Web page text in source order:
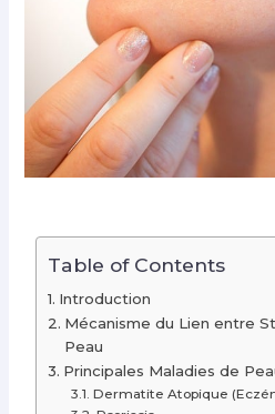
Table of Contents
Introduction
Mécanisme du Lien entre
Peau
Principales Maladies de
Dermatite Atopique